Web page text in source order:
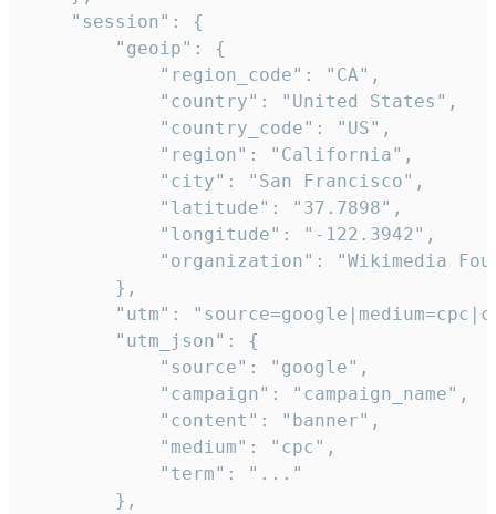
    "session": {
        "geoip": {
            "region_code": "CA",
            "country": "United States",
            "country_code": "US",
            "region": "California",
            "city": "San Francisco",
            "latitude": "37.7898",
            "longitude": "-122.3942",
"organization": "Wikimedia
        },
"utm":
        "utm_json": {
            "source": "google",
            "campaign": "campaign_name",
            "content": "banner",
            "medium": "cpc",
            "term": "..."
        },